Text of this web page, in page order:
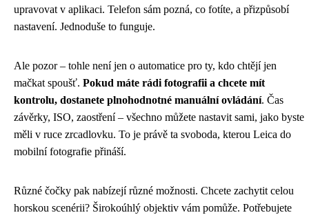
upravovat v aplikaci. Telefon sám pozná, co fotíte, a přizpůsobí
nastavení. Jednoduše to funguje.
Ale pozor – tohle není jen o automatice pro ty, kdo chtějí jen
mačkat spoušť. Pokud máte rádi fotografii a chcete mít
kontrolu, dostanete plnohodnotné manuální ovládání. Čas
závěrky, ISO, zaostření – všechno můžete nastavit sami, jako byste
měli v ruce zrcadlovku. To je právě ta svoboda, kterou Leica do
mobilní fotografie přináší.
Různé čočky pak nabízejí různé možnosti. Chcete zachytit celou
horskou scenérii? Širokoúhlý objektiv vám pomůže. Potřebujete